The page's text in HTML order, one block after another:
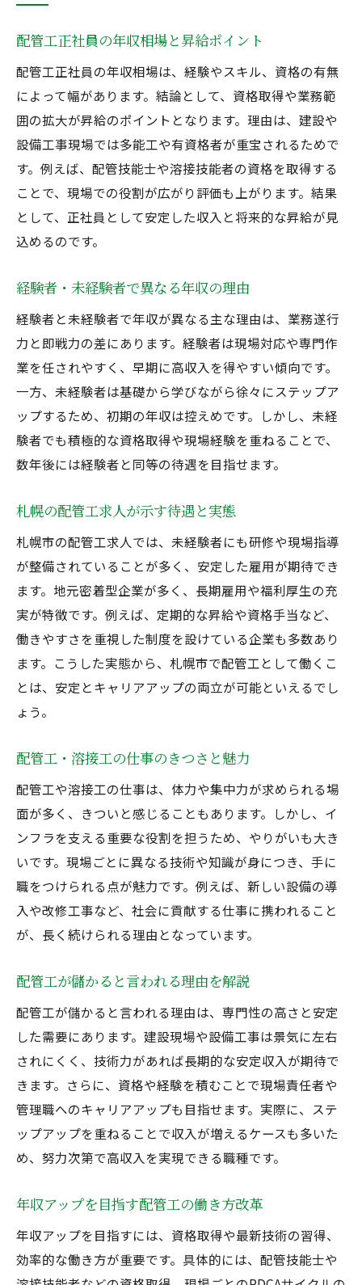
配管工正社員の年収相場と昇給ポイント
配管工正社員の年収相場は、経験やスキル、資格の有無
によって幅があります。結論として、資格取得や業務範
囲の拡大が昇給のポイントとなります。理由は、建設や
設備工事現場では多能工や有資格者が重宝されるためで
す。例えば、配管技能士や溶接技能者の資格を取得する
ことで、現場での役割が広がり評価も上がります。結果
として、正社員として安定した収入と将来的な昇給が見
込めるのです。
経験者・未経験者で異なる年収の理由
経験者と未経験者で年収が異なる主な理由は、業務遂行
力と即戦力の差にあります。経験者は現場対応や専門作
業を任されやすく、早期に高収入を得やすい傾向です。
一方、未経験者は基礎から学びながら徐々にステップア
ップするため、初期の年収は控えめです。しかし、未経
験者でも積極的な資格取得や現場経験を重ねることで、
数年後には経験者と同等の待遇を目指せます。
札幌の配管工求人が示す待遇と実態
札幌市の配管工求人では、未経験者にも研修や現場指導
が整備されていることが多く、安定した雇用が期待でき
ます。地元密着型企業が多く、長期雇用や福利厚生の充
実が特徴です。例えば、定期的な昇給や資格手当など、
働きやすさを重視した制度を設けている企業も多数あり
ます。こうした実態から、札幌市で配管工として働くこ
とは、安定とキャリアアップの両立が可能といえるでし
ょう。
配管工・溶接工の仕事のきつさと魅力
配管工や溶接工の仕事は、体力や集中力が求められる場
面が多く、きついと感じることもあります。しかし、イ
ンフラを支える重要な役割を担うため、やりがいも大き
いです。現場ごとに異なる技術や知識が身につき、手に
職をつけられる点が魅力です。例えば、新しい設備の導
入や改修工事など、社会に貢献する仕事に携われること
が、長く続けられる理由となっています。
配管工が儲かると言われる理由を解説
配管工が儲かると言われる理由は、専門性の高さと安定
した需要にあります。建設現場や設備工事は景気に左右
されにくく、技術力があれば長期的な安定収入が期待で
きます。さらに、資格や経験を積むことで現場責任者や
管理職へのキャリアアップも目指せます。実際に、ステ
ップアップを重ねることで収入が増えるケースも多いた
め、努力次第で高収入を実現できる職種です。
年収アップを目指す配管工の働き方改革
年収アップを目指すには、資格取得や最新技術の習得、
効率的な働き方が重要です。具体的には、配管技能士や